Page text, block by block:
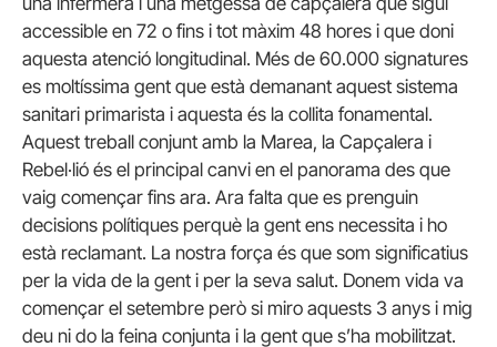
accessible en 72 o fins i tot màxim 48 hores i que doni
aquesta atenció longitudinal. Més de 60.000 signatures
es moltíssima gent que està demanant aquest sistema
sanitari primarista i aquesta és la collita fonamental.
Aquest treball conjunt amb la Marea, la Capçalera i
Rebel·lió és el principal canvi en el panorama des que
vaig començar fins ara. Ara falta que es prenguin
decisions polítiques perquè la gent ens necessita i ho
està reclamant. La nostra força és que som significatius
per la vida de la gent i per la seva salut. Donem vida va
començar el setembre però si miro aquests 3 anys i mig
deu ni do la feina conjunta i la gent que s’ha mobilitzat.